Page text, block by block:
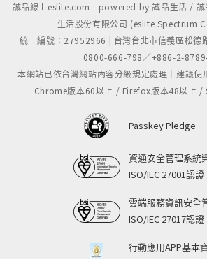
誠品線上eslite.com - powered by 誠品生活 / 誠
生活股份有限公司 (eslite Spectrum
統一編號：27952966 | 台灣台北市信義區松德
0800-666-798／+886-2-
本網站已依台灣網站內容分級規定處理｜建議
Chrome版本60以上 / Firefox版本48以上 /
Passkey Pledge
資通安全管理系統
ISO/IEC 27001認證
雲端服務資訊安全
ISO/IEC 27017認證
行動應用APP基本